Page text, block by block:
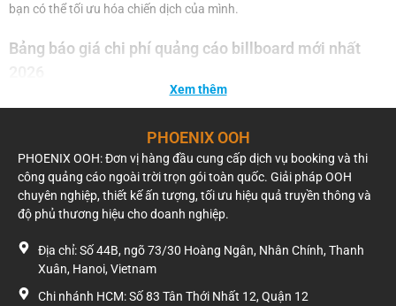
bạn có thể tối ưu hóa chiến dịch của mình.
Bảng báo giá chi phí quảng cáo billboard mới nhất
Bảng báo giá billboard cực kỳ đa dạng và phụ thuộc vào vô số yếu tố.
và cập nhật cho năm 2026 để doanh nghiệp có thể dự trù ngân sách.
Lưu ý: Mức giá dưới đây chỉ mang tính chất tham khảo. Để có báo giá
chính xác nhất cho vị trí bạn mong muốn, hãyliên hệ trực tiếp với chúng
tôi.
Billboard quảng cáo theo loại hình
Billboard trong thành phố: Dao động từ 400 triệu đến 1 tỷ
Xem thêm
PHOENIX OOH
PHOENIX OOH: Đơn vị hàng đầu cung cấp dịch vụ booking và thi
công quảng cáo ngoài trời trọn gói toàn quốc. Giải pháp OOH
chuyên nghiệp, thiết kế ấn tượng, tối ưu hiệu quả truyền thông và
độ phủ thương hiệu cho doanh nghiệp.
Địa chỉ: Số 44B, ngõ 73/30 Hoàng Ngân, Nhân Chính, Thanh
Xuân, Hanoi, Vietnam
Chi nhánh HCM: Số 83 Tân Thới Nhất 12, Quận 12